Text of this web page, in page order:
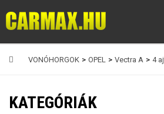
VONÓHORGOK > OPEL > Vectra A > 4
KATEGÓRIÁK